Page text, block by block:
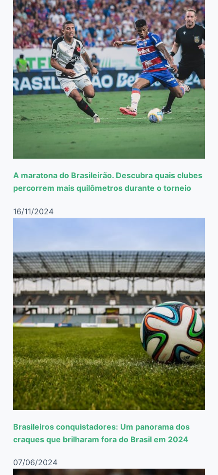
A maratona do Brasileirão. Descubra quais clubes
percorrem mais quilômetros durante o torneio
16/11/2024
Brasileiros conquistadores: Um panorama dos
craques que brilharam fora do Brasil em 2024
07/06/2024